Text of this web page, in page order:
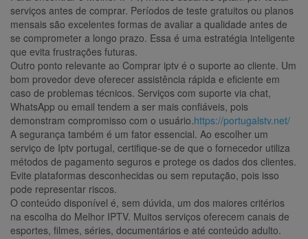
serviços antes de comprar. Períodos de teste gratuitos ou planos
mensais são excelentes formas de avaliar a qualidade antes de
se comprometer a longo prazo. Essa é uma estratégia inteligente
que evita frustrações futuras.
Outro ponto relevante ao Comprar iptv é o suporte ao cliente. Um
bom provedor deve oferecer assistência rápida e eficiente em
caso de problemas técnicos. Serviços com suporte via chat,
WhatsApp ou email tendem a ser mais confiáveis, pois
demonstram compromisso com o usuário.https://portugalstv.net/
A segurança também é um fator essencial. Ao escolher um
serviço de Iptv portugal, certifique-se de que o fornecedor utiliza
métodos de pagamento seguros e protege os dados dos clientes.
Evite plataformas desconhecidas ou sem reputação, pois isso
pode representar riscos.
O conteúdo disponível é, sem dúvida, um dos maiores critérios
na escolha do Melhor IPTV. Muitos serviços oferecem canais de
esportes, filmes, séries, documentários e até conteúdo adulto.